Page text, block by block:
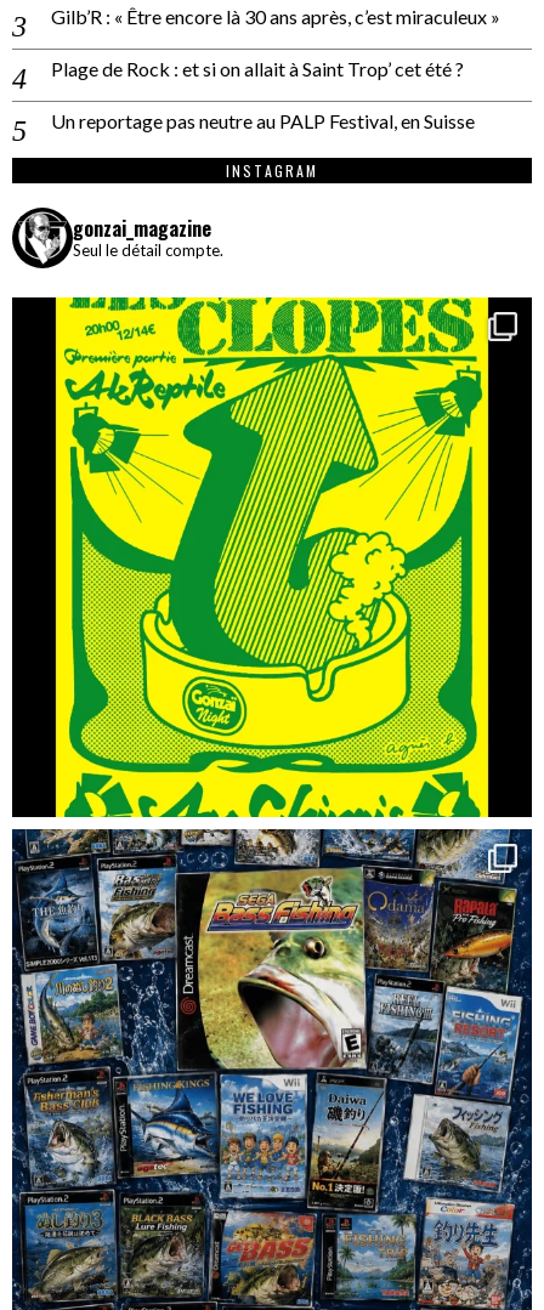
Gilb’R : « Être encore là 30 ans après, c’est miraculeux »
Plage de Rock : et si on allait à Saint Trop’ cet été ?
Un reportage pas neutre au PALP Festival, en Suisse
INSTAGRAM
gonzai_magazine
Seul le détail compte.